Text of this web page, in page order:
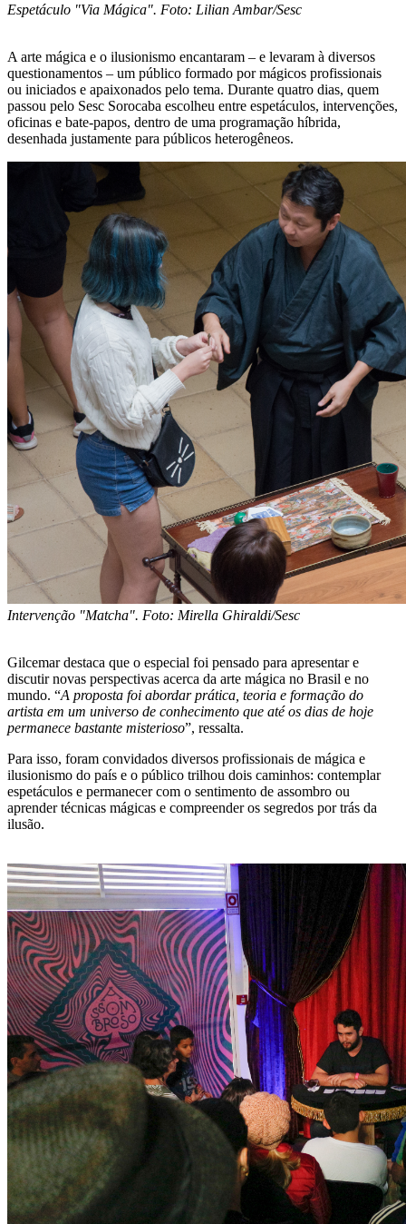
Espetáculo "Via Mágica". Foto: Lilian Ambar/Sesc
A arte mágica e o ilusionismo encantaram – e levaram à diversos
questionamentos – um público formado por mágicos profissionais
ou iniciados e apaixonados pelo tema. Durante quatro dias, quem
passou pelo Sesc Sorocaba escolheu entre espetáculos, intervenções,
oficinas e bate-papos, dentro de uma programação híbrida,
desenhada justamente para públicos heterogêneos.
Intervenção "Matcha". Foto: Mirella Ghiraldi/Sesc
Gilcemar destaca que o especial foi pensado para apresentar e
discutir novas perspectivas acerca da arte mágica no Brasil e no
mundo. “A proposta foi abordar prática, teoria e formação do
artista em um universo de conhecimento que até os dias de hoje
permanece bastante misterioso”, ressalta.
Para isso, foram convidados diversos profissionais de mágica e
ilusionismo do país e o público trilhou dois caminhos: contemplar
espetáculos e permanecer com o sentimento de assombro ou
aprender técnicas mágicas e compreender os segredos por trás da
ilusão.